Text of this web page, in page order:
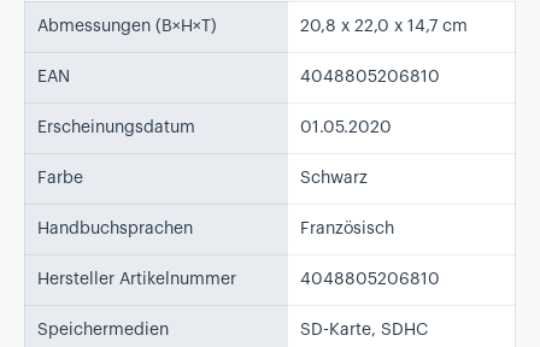
Abmessungen (B×H×T) 20,8 x 22,0 x 14,7 cm
EAN 4048805206810
Erscheinungsdatum 01.05.2020
Farbe Schwarz
Handbuchsprachen Französisch
Hersteller Artikelnummer 4048805206810
Speichermedien SD-Karte, SDHC